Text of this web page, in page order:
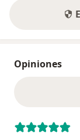
Opiniones